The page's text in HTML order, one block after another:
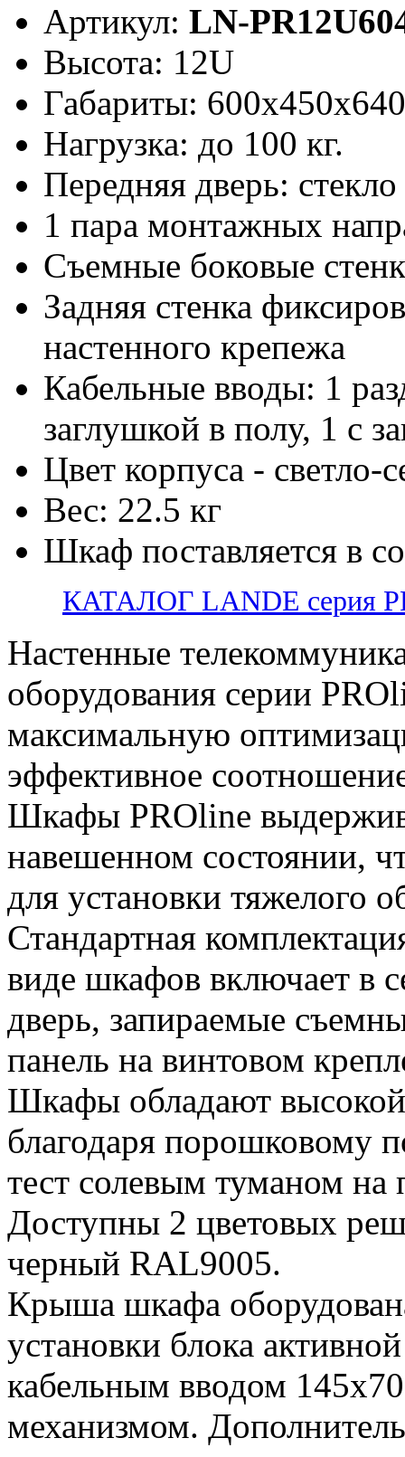
Артикул: LN-
Высота: 12U
Габариты:
Нагрузка: до 100 кг.
Передняя дверь:
1 пара монтажных
Съемные боковые
Задняя стенка
настенного крепежа
Кабельные вводы: 1
заглушкой в полу, 1 с
Цвет корпуса -
Вес: 22.5 кг
Шкаф поставляется в
КАТАЛОГ LANDE серия
Настенные
оборудования серии
максимальную
эффективное
Шкафы PROline
навешенном состоянии,
для установки тяжелого
Стандартная
виде шкафов включает в
дверь, запираемые
панель на винтовом
Шкафы обладают
благодаря
тест солевым туманом на
Доступны 2 цветовых
черный RAL9005.
Крыша шкафа
установки блока
кабельным вводом
механизмом.